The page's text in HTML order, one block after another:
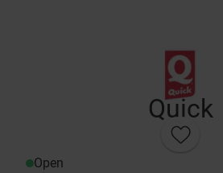
Quick
Open